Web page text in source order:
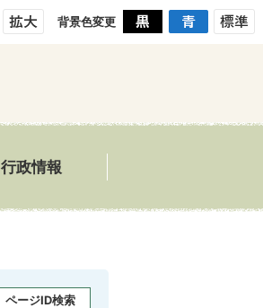
背景色変更
行政情報
ページID検索